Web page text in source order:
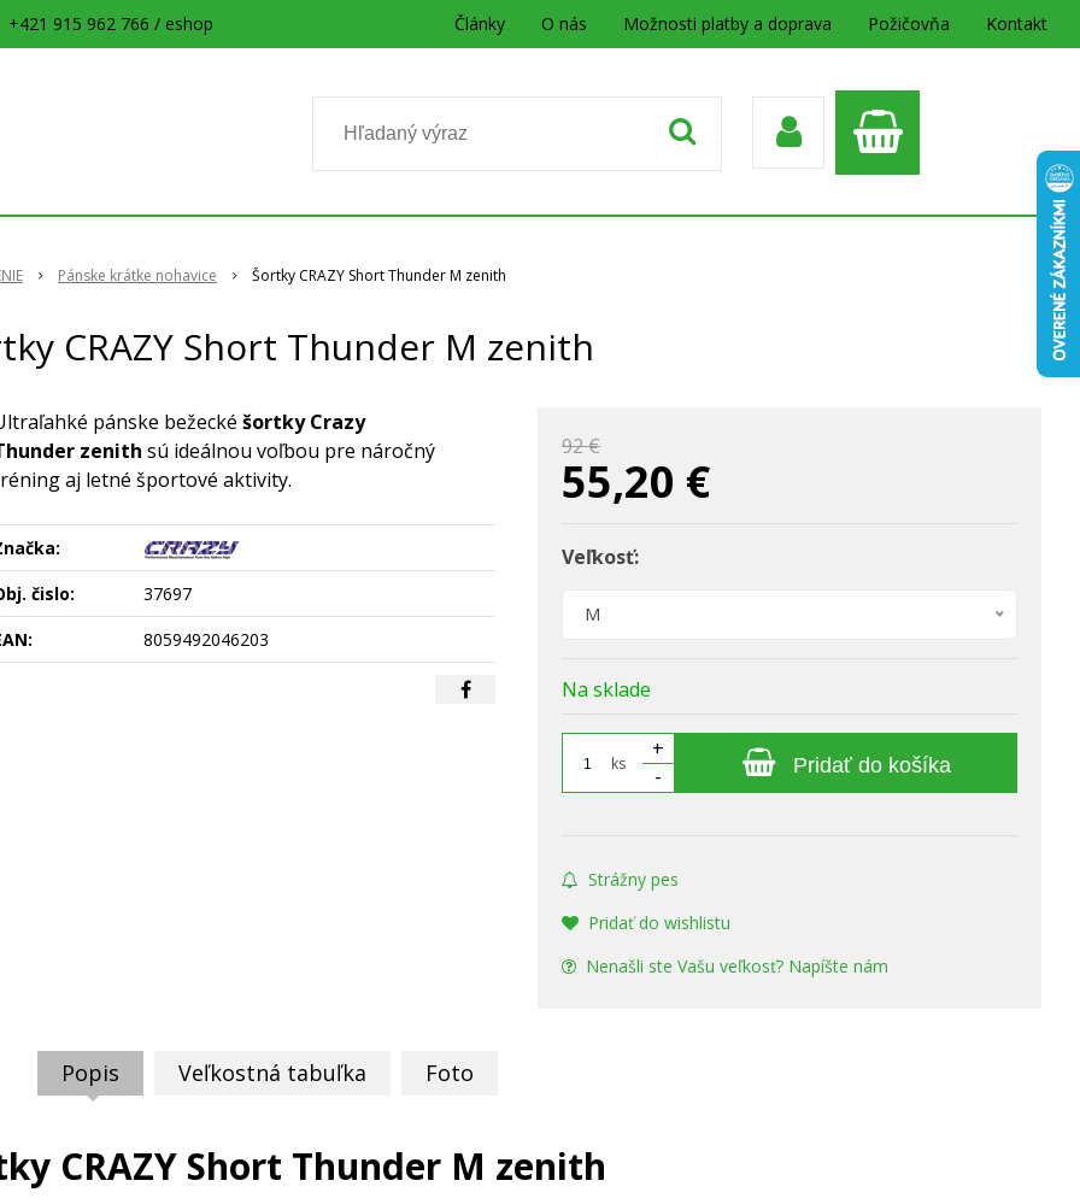
+421 915 962 766 / eshop Články O nás Možnosti platby a doprava Požičovňa Kontakt
Pánske krátke nohavice Šortky CRAZY Short Thunder M zenith
CRAZY Short Thunder M zenith
92 €
55,20 €
Veľkosť:
M
Na sklade
ks
+
-
Pridať do košíka
Strážny pes
Pridať do wishlistu
Nenašli ste Vašu veľkosť? Napíšte nám
pánske bežecké šortky Crazy
zenith sú ideálnou voľbou pre náročný
aj letné športové aktivity.
čislo:
37697
8059492046203
Popis Veľkostná tabuľka Foto
CRAZY Short Thunder M zenith